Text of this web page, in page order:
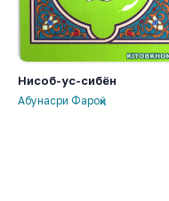
Нисоб-ус-сибён
Абунасри Фароҳӣ